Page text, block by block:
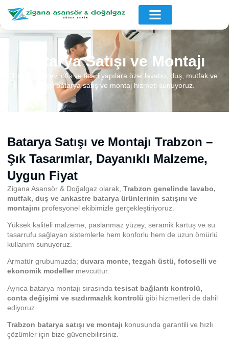
Batarya Satışı ve Montajı
Trabzon’da ev, ofis ve ticari yapılara özel lavabo, duş, mutfak ve
banyo batarya satış ve montaj hizmeti sunuyoruz.
Batarya Satışı ve Montajı Trabzon –
Şık Tasarımlar, Dayanıklı Malzeme,
Uygun Fiyat
Zigana Asansör & Doğalgaz olarak, Trabzon genelinde lavabo,
mutfak, duş ve ankastre batarya ürünlerinin satışını ve
montajını profesyonel ekibimizle gerçekleştiriyoruz.
Yüksek kaliteli malzeme, paslanmaz yüzey, seramik kartuş ve su
tasarrufu sağlayan sistemlerle hem konforlu hem de uzun ömürlü
kullanım sunuyoruz.
Armatür grubumuzda; duvara monte, tezgah üstü, fotoselli ve
ekonomik modellermevcuttur.
Ayrıca batarya montajı sırasında tesisat bağlantı kontrolü,
conta değişimi ve sızdırmazlık kontrolü gibi hizmetleri de dahil
ediyoruz.
Trabzon batarya satışı ve montajı konusunda garantili ve hızlı
çözümler için bize güvenebilirsiniz.